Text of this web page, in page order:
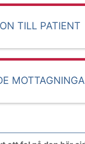
TILL PATIENT